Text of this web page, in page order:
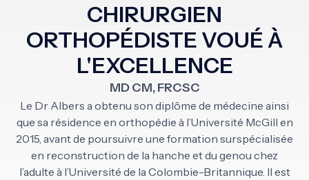
CHIRURGIEN
ORTHOPÉDISTE VOUÉ À
L'EXCELLENCE
MD CM, FRCSC
Le Dr Albers a obtenu son diplôme de médecine ainsi
que sa résidence en orthopédie à l’Université McGill en
2015, avant de poursuivre une formation surspécialisée
en reconstruction de la hanche et du genou chez
l’adulte à l’Université de la Colombie-Britannique. Il est